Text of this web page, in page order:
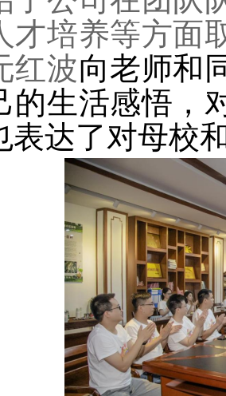
才培养等方面
红波向老师和
的生活感悟，
表达了对母校